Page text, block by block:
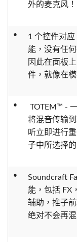
外的麦克风！
•
1 个控件对
能，没有任
因此在面板
件，就像在
•
TOTEM™ -
将混音传输
听立即进行
子中所选择的
•
Soundcraft
能，包括 FX
辅助，推子
绝对不会再混